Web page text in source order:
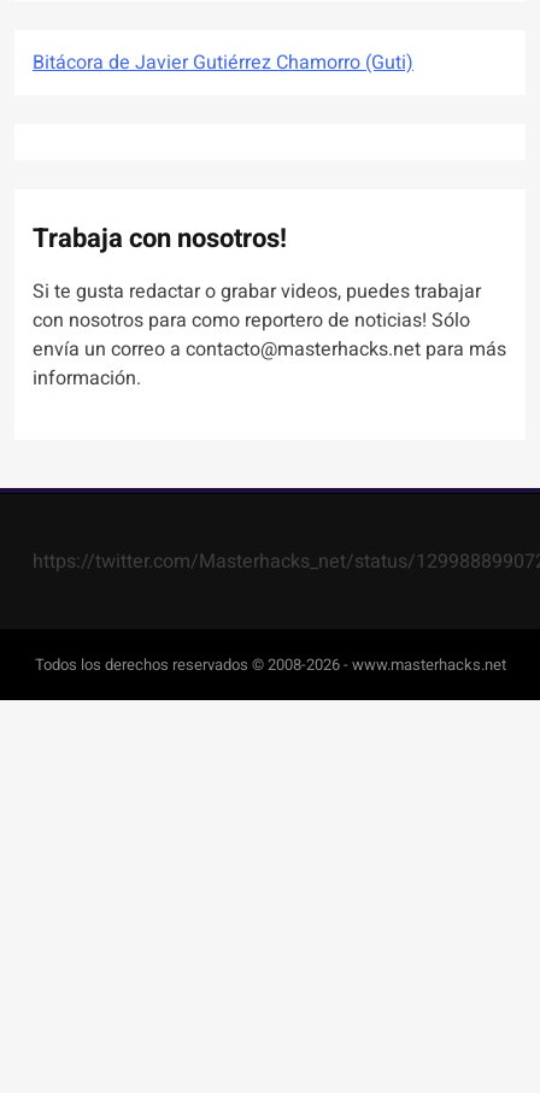
Bitácora de Javier Gutiérrez Chamorro (Guti)
Trabaja con nosotros!
Si te gusta redactar o grabar videos, puedes trabajar
con nosotros para como reportero de noticias! Sólo
envía un correo a contacto@masterhacks.net para más
información.
https://twitter.com/Masterhacks_net/status/
Todos los derechos reservados © 2008-2026 - www.masterhacks.net